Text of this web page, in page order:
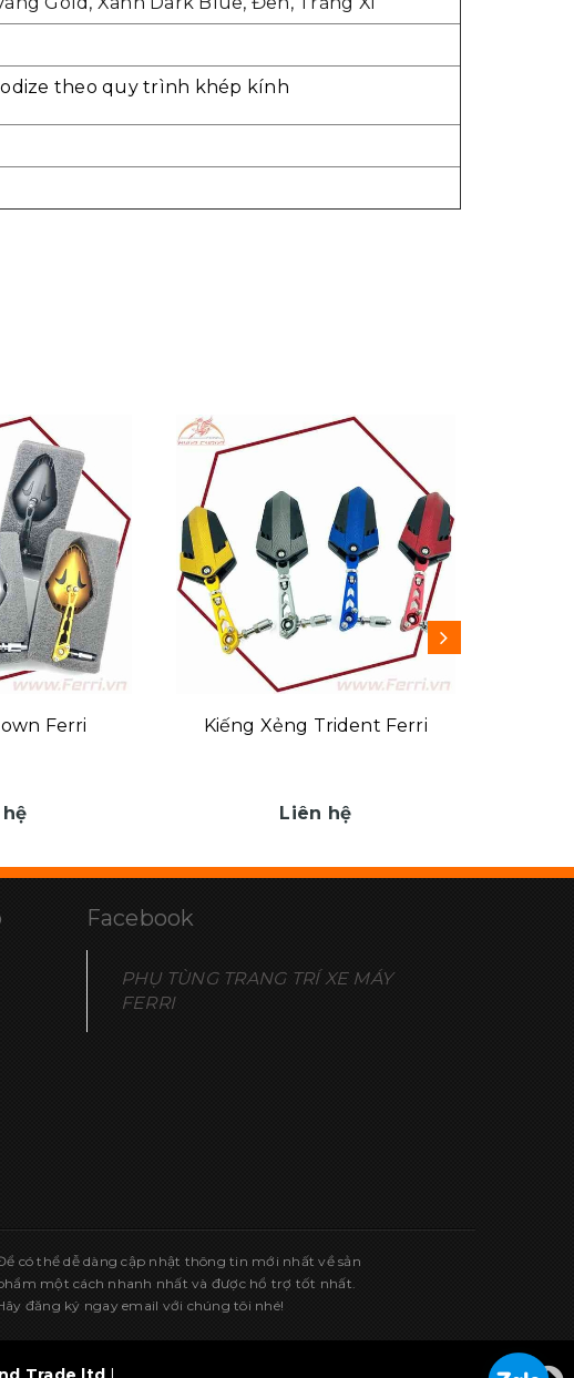
theo quy trình khép kính
Ferri Kiếng Xẻng Trident Ferri
Liên hệ
Facebook
PHỤ TÙNG TRANG TRÍ XE MÁY
FERRI
có thể dễ dàng cập nhật thông tin mới nhất về sản
một cách nhanh nhất và được hổ trợ tốt nhất.
đăng ký ngay email với chúng tôi nhé!